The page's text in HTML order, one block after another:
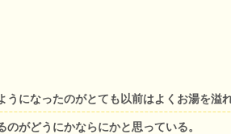
になったのがとても以前はよくお湯を溢
がどうにかならにかと思っている。